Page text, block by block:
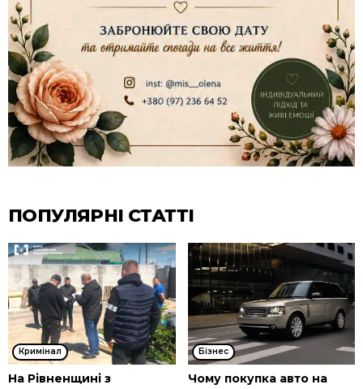
ПОПУЛЯРНІ СТАТТІ
Кримінал
На Рівненщині з
Бізнес
Чому покупка авто на